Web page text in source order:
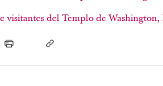
visitantes del Templo de Washington,